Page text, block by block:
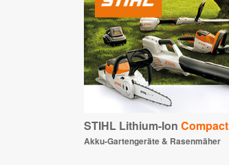
STIHL Lithium-Ion Compact
Akku-Gartengeräte & Rasenmäher